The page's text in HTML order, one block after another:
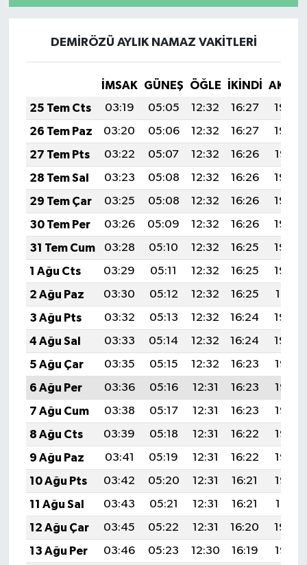
DEMİRÖZÜ AYLIK NAMAZ VAKITLERI
İMSAK GÜNEŞ ÖĞLE İKINDI
25 Tem Cts
03:19 05:05 12:32 16:27
19:49
26 Tem Paz
03:20 05:06 12:32 16:27
19:48
27 Tem Pts
03:22 05:07 12:32 16:26
19:47
28 Tem Sal
03:23 05:08 12:32 16:26
19:46
29 Tem Çar
03:25 05:08 12:32 16:26
19:46
30 Tem Per
03:26 05:09 12:32 16:26
19:45
31 Tem Cum
03:28 05:10 12:32 16:25
19:44
1 Ağu Cts
03:29 05:11 12:32 16:25
19:43
2 Ağu Paz
03:30 05:12 12:32 16:25
19:41
3 Ağu Pts
03:32 05:13 12:32 16:24
19:40
4 Ağu Sal
03:33 05:14 12:32 16:24
19:39
5 Ağu Çar
03:35 05:15 12:32 16:23
19:38
6 Ağu Per
03:36 05:16 12:31 16:23
19:37
7 Ağu Cum
03:38 05:17 12:31 16:23
19:36
8 Ağu Cts
03:39 05:18 12:31 16:22
19:35
9 Ağu Paz
03:41 05:19 12:31 16:22
19:33
10 Ağu Pts
03:42 05:20 12:31 16:21
19:32
11 Ağu Sal
03:43 05:21 12:31 16:21
19:31
12 Ağu Çar
03:45 05:22 12:31 16:20
19:30
13 Ağu Per
03:46 05:23 12:30 16:19
19:28